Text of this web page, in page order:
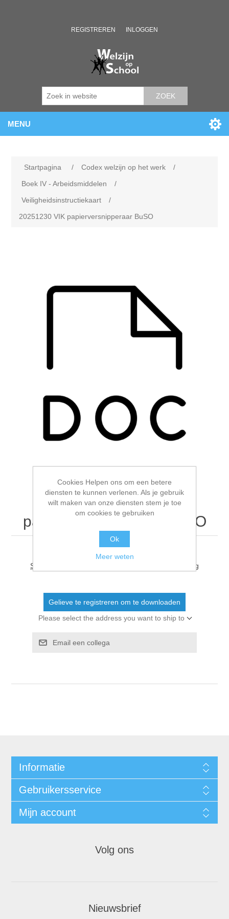
REGISTREREN INLOGGEN
ZOEK
MENU
Startpagina / Codex welzijn op het werk
/
Boek IV - Arbeidsmiddelen
/
Veiligheidsinstructiekaart
/
20251230 VIK papierversnipperaar BuSO
20251230 VIK
papierversnipperaar BuSO
Schrijf als eerste voor dit document een beoordeling
Gelieve te registreren om te downloaden
Please select the address you want to ship to
Email een collega
Informatie
Gebruikersservice
Mijn account
Volg ons
Nieuwsbrief
Cookies Helpen ons om een betere
diensten te kunnen verlenen. Als je gebruik
wilt maken van onze diensten stem je toe
om cookies te gebruiken
Ok
Meer weten